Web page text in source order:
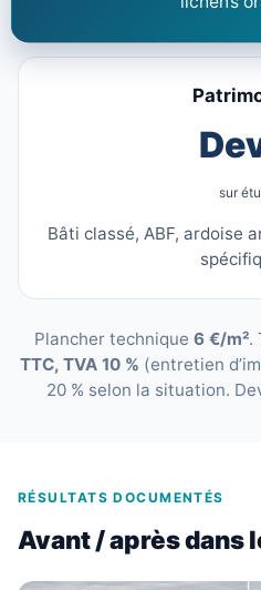
sur
Bâti classé, ABF, ardoise
Plancher technique 6 €/m².
TTC, TVA 10 % (entretien
20 % selon la situation.
RÉSULTATS DOCUMENTÉS
Avant / après dans